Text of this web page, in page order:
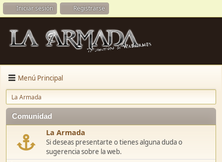
Iniciar sesión Registrarse
Menú Principal
La Armada
Comunidad
La Armada
Si deseas presentarte o tienes alguna duda o
sugerencia sobre la web.